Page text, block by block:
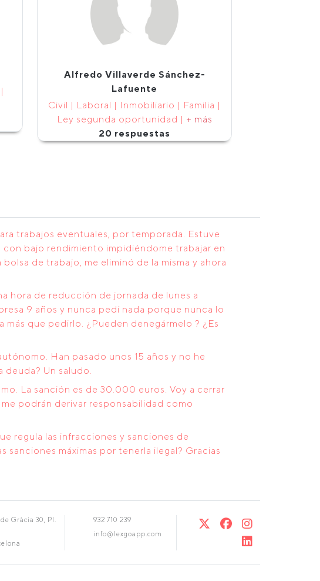
Alfredo Villaverde Sánchez-
Lafuente
Civil | Laboral | Inmobiliario | Familia |
Ley segunda oportunidad | + más
20 respuestas
trabajos eventuales, por temporada. Estuve
bajo rendimiento impidiéndome trabajar en
de trabajo, me eliminó de la misma y ahora
hora de reducción de jornada de lunes a
9 años y nunca pedí nada porque nunca lo
que pedirlo. ¿Pueden denegármelo ? ¿Es
Han pasado unos 15 años y no he
Un saludo.
La sanción es de 30.000 euros. Voy a cerrar
podrán derivar responsabilidad como
regula las infracciones y sanciones de
sanciones máximas por tenerla ilegal? Gracias
Gràcia 30, Pl.
932 710 239
info@lexgoapp.com